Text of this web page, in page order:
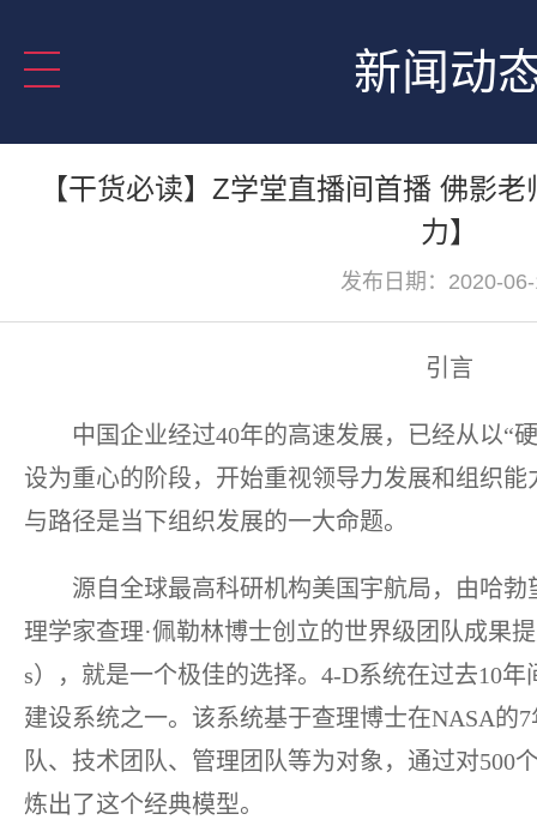
新闻动
【干货必读】Z学堂直播间首播 佛影
力】
发布日期：2020-
引言
中国企业经过40年的高速发展，已经从以“
设为重心的阶段，开始重视领导力发展和组织
与路径是当下组织发展的一大命题。
源自全球最高科研机构美国宇航局，由哈
理学家查理·佩勒林博士创立的世界级团队成果
s），就是一个极佳的选择。4-D系统在过去10
建设系统之一。该系统基于查理博士在NASA的
队、技术团队、管理团队等为对象，通过对500
炼出了这个经典模型。